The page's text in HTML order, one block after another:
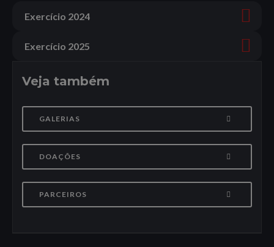
Exercício 2024
Exercício 2025
Veja também
GALERIAS
DOAÇÕES
PARCEIROS